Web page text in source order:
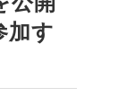
加す